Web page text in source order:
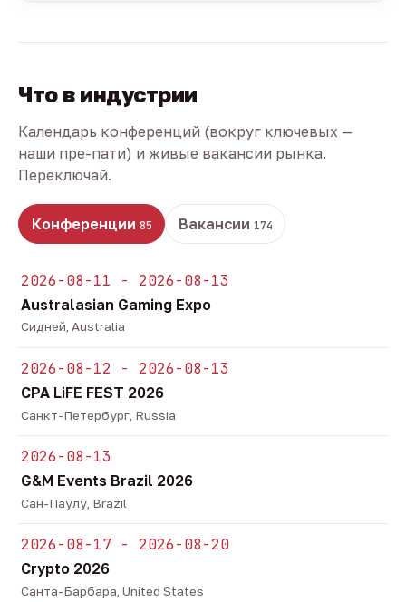
Что в индустрии
Календарь конференций (вокруг ключевых —
наши пре-пати) и живые вакансии рынка.
Переключай.
Конференции 85 Вакансии 174
2026-08-11 - 2026-08-13
Australasian Gaming Expo
Сидней, Australia
2026-08-12 - 2026-08-13
CPA LiFE FEST 2026
Санкт-Петербург, Russia
2026-08-13
G&M Events Brazil 2026
Сан-Паулу, Brazil
2026-08-17 - 2026-08-20
Crypto 2026
Санта-Барбара, United States